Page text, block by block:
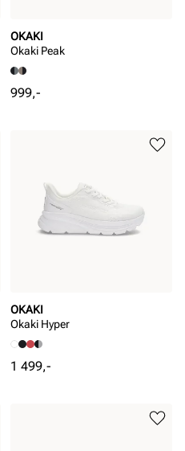
OKAKI
Okaki Peak
Pris
999,-
OKAKI
Okaki Hyper
Pris
1 499,-